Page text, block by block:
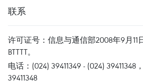
联系
许可证号：信息与通信部2008年9月11
BTTTT。
电话：(024) 39411349 - (024) 39411348
39411348